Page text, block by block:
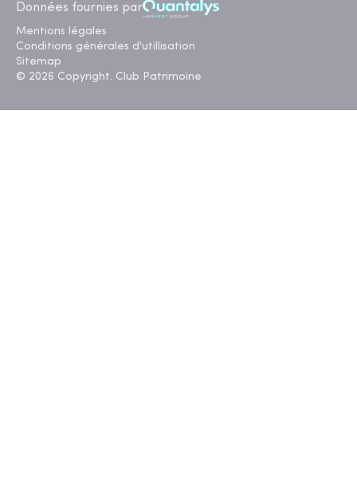
Données fournies par
Mentions légales
Conditions générales d'utillisation
Sitemap
© 2026 Copyright. Club Patrimoine